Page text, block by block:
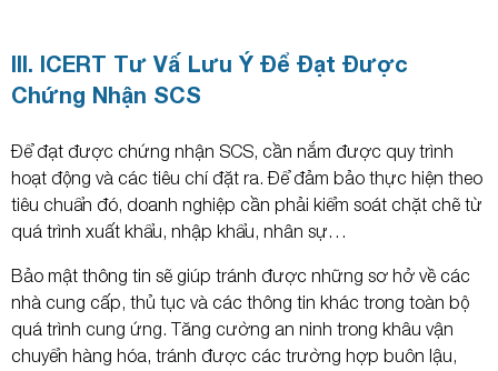
III. ICERT Tư Vấ Lưu Ý Để Đạt Được
Chứng Nhận SCS
Để đạt được chứng nhận SCS, cần nắm được quy trình
hoạt động và các tiêu chí đặt ra. Để đảm bảo thực hiện theo
tiêu chuẩn đó, doanh nghiệp cần phải kiểm soát chặt chẽ từ
quá trình xuất khẩu, nhập khẩu, nhân sự…
Bảo mật thông tin sẽ giúp tránh được những sơ hở về các
nhà cung cấp, thủ tục và các thông tin khác trong toàn bộ
quá trình cung ứng. Tăng cường an ninh trong khâu vận
chuyển hàng hóa, tránh được các trường hợp buôn lậu,